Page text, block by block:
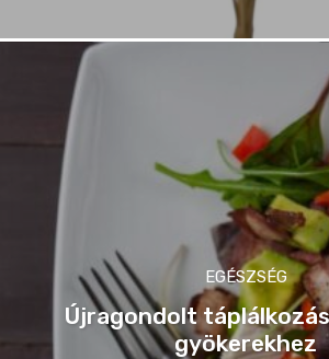
EGÉSZSÉG
Újragondolt
gyökerekhez